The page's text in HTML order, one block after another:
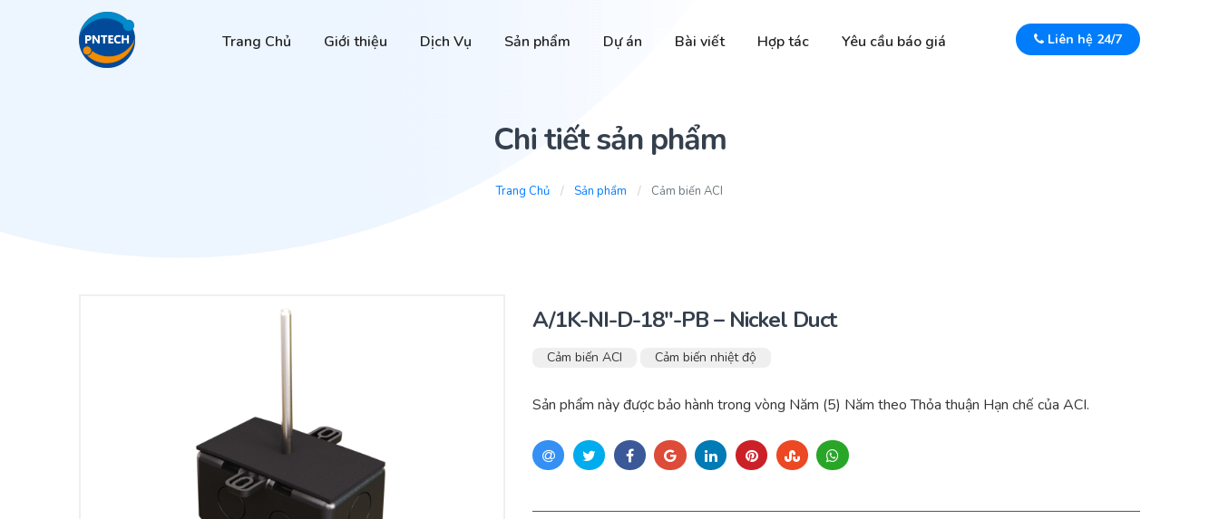
Trang Chủ Giới thiệu Dịch Vụ Sản phẩm Dự án Bài viết Hợp tác Yêu cầu báo giá Liên hệ 24/7
Chi tiết sản phẩm
Trang Chủ Sản phẩm Cảm biến ACI
A/1K-NI-D-18″-PB – Nickel Duct
Cảm biến ACI Cảm biến nhiệt độ
Sản phẩm này được bảo hành trong vòng Năm (5) Năm theo Thỏa thuận Hạn chế của ACI.